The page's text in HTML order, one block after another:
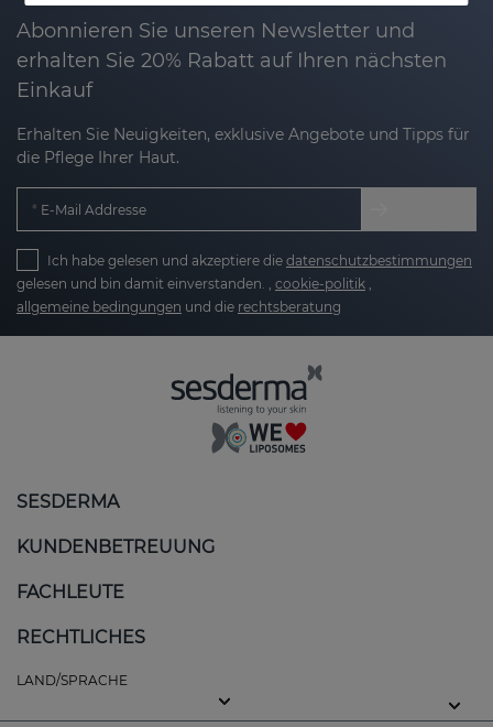
Abonnieren Sie unseren Newsletter und
erhalten Sie 20% Rabatt auf Ihren nächsten
Einkauf
Erhalten Sie Neuigkeiten, exklusive Angebote und Tipps für
die Pflege Ihrer Haut.
E-Mail Addresse
Ich habe gelesen und akzeptiere die datenschutzbestimmungen
gelesen und bin damit einverstanden. , cookie-politik
allgemeine bedingungen und die rechtsberatung
SESDERMA
KUNDENBETREUUNG
FACHLEUTE
RECHTLICHES
LAND/SPRACHE